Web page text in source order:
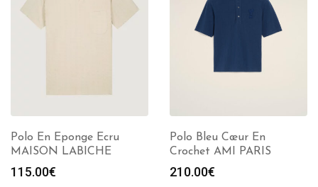
Polo En Eponge Ecru
MAISON LABICHE
115.00€
Polo Bleu Cœur En
Crochet AMI PARIS
210.00€